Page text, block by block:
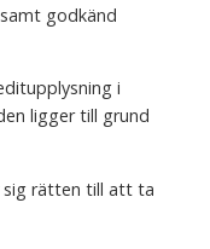
godkänd
i
ligger till grund
sig rätten till att ta